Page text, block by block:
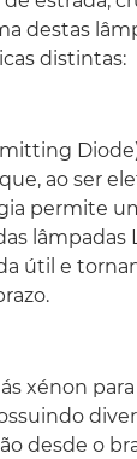
destas
distintas:
ao ser
permite
lâmpadas
útil e
xénon
desde o